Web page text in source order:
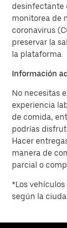
desinfectante
monitorea de
coronavirus
preservar la
la plataforma.
Información
No necesitas
experiencia
de comida,
podrías
Hacer
manera de
parcial o
*Los
según la